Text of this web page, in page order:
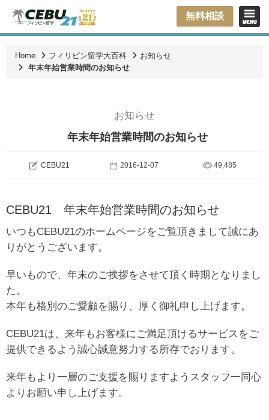
無料相談
Home フィリピン留学大百科
お知らせ
年末年始営業時間のお知らせ
お知らせ
年末年始営業時間のお知らせ
CEBU21 2016-12-07 49,485
CEBU21 年末年始営業時間のお知らせ
いつもCEBU21のホームページをご覧頂きまして誠にあ
りがとうございます。
早いもので、年末のご挨拶をさせて頂く時期となりまし
た。
本年も格別のご愛顧を賜り、厚く御礼申し上げます。
CEBU21は、来年もお客様にご満足頂けるサービスをご
提供できるよう誠心誠意努力する所存でおります。
来年もより一層のご支援を賜りますようスタッフ一同心
よりお願い申し上げます。